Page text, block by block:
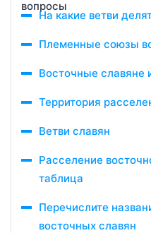
На какие ветви
Племенные союзы
Восточные славяне
Территория
Ветви славян
Расселение
таблица
Перечислите
восточных славян